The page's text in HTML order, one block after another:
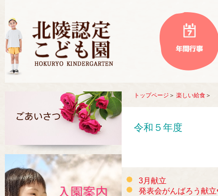
トップページ ＞ 楽しい給食 ＞
令和５年度
3月献立
発表会がんばろう献